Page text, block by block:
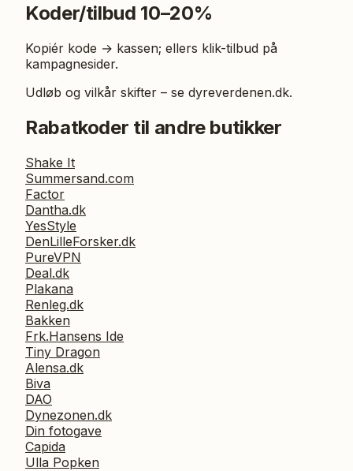
Koder/tilbud 10–20%
Kopiér kode → kassen; ellers klik-tilbud på
kampagnesider.
Udløb og vilkår skifter – se dyreverdenen.dk.
Rabatkoder til andre butikker
Shake It
Summersand.com
Factor
Dantha.dk
YesStyle
DenLilleForsker.dk
PureVPN
Deal.dk
Plakana
Renleg.dk
Bakken
Frk.Hansens Ide
Tiny Dragon
Alensa.dk
Biva
DAO
Dynezonen.dk
Din fotogave
Capida
Ulla Popken